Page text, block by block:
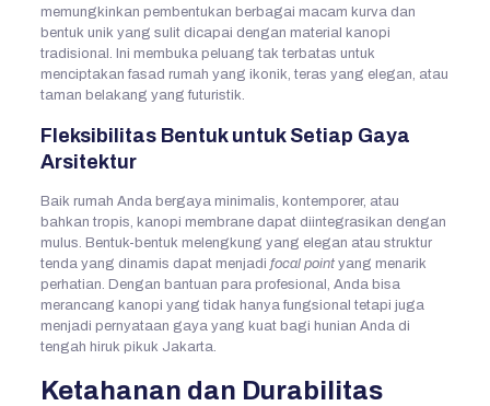
memungkinkan pembentukan berbagai macam kurva dan
bentuk unik yang sulit dicapai dengan material kanopi
tradisional. Ini membuka peluang tak terbatas untuk
menciptakan fasad rumah yang ikonik, teras yang elegan, atau
taman belakang yang futuristik.
Fleksibilitas Bentuk untuk Setiap Gaya
Arsitektur
Baik rumah Anda bergaya minimalis, kontemporer, atau
bahkan tropis, kanopi membrane dapat diintegrasikan dengan
mulus. Bentuk-bentuk melengkung yang elegan atau struktur
tenda yang dinamis dapat menjadi focal pointyang menarik
perhatian. Dengan bantuan para profesional, Anda bisa
merancang kanopi yang tidak hanya fungsional tetapi juga
menjadi pernyataan gaya yang kuat bagi hunian Anda di
tengah hiruk pikuk Jakarta.
Ketahanan dan Durabilitas